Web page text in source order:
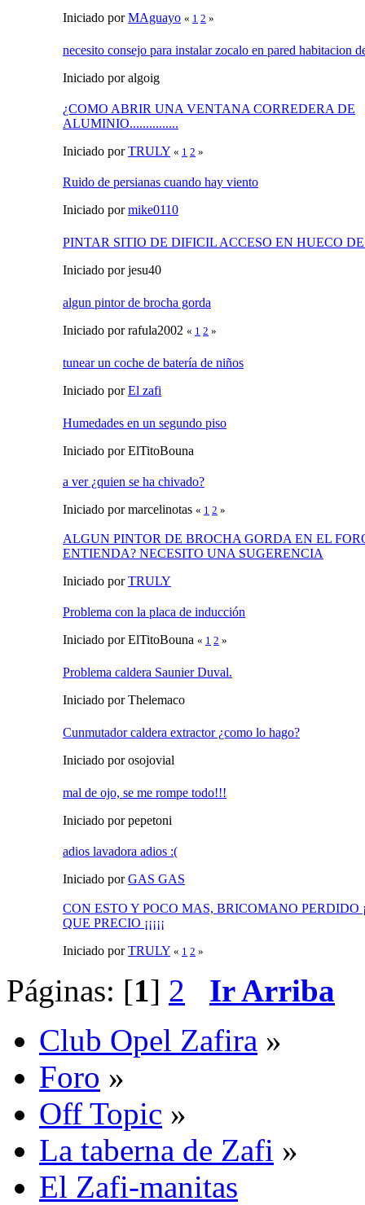
Iniciado porMAguayo « 1 2 »
necesito consejo para instalar zocalo en pared habitacion
Iniciado por algoig
¿COMO ABRIR UNA VENTANA CORREDERA DE
ALUMINIO...............
Iniciado porTRULY « 1 2 »
Ruido de persianas cuando hay viento
Iniciado pormike0110
PINTAR SITIO DE DIFICIL ACCESO EN HUECO
Iniciado por jesu40
algun pintor de brocha gorda
Iniciado por rafula2002 « 1 2 »
tunear un coche de batería de niños
Iniciado porEl zafi
Humedades en un segundo piso
Iniciado por ElTitoBouna
a ver ¿quien se ha chivado?
Iniciado por marcelinotas « 1 2 »
ALGUN PINTOR DE BROCHA GORDA EN EL
ENTIENDA? NECESITO UNA SUGERENCIA
Iniciado porTRULY
Problema con la placa de inducción
Iniciado por ElTitoBouna « 1 2 »
Problema caldera Saunier Duval.
Iniciado por Thelemaco
Cunmutador caldera extractor ¿como lo hago?
Iniciado por osojovial
mal de ojo, se me rompe todo!!!
Iniciado por pepetoni
adios lavadora adios :(
Iniciado porGAS GAS
CON ESTO Y POCO MAS, BRICOMANO PERDIDO
QUE PRECIO ¡¡¡¡¡
Iniciado porTRULY « 1 2 »
Páginas: [1] 2
Ir Arriba
Club Opel Zafira »
Foro »
Off Topic »
La taberna de Zafi »
El Zafi-manitas